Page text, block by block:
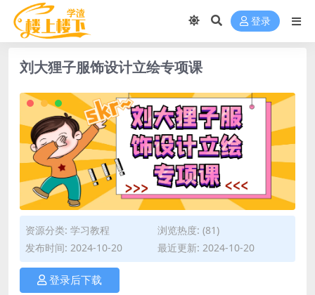
登录
刘大狸子服饰设计立绘专项课
资源分类: 学习教程
浏览热度: (81)
发布时间: 2024-10-20
最近更新: 2024-10-20
登录后下载